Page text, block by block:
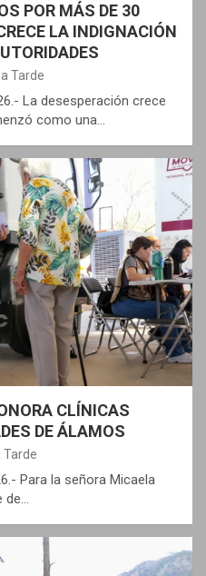
POR MÁS DE 30
LA INDIGNACIÓN
Tarde
La desesperación crece
como una…
CLÍNICAS
DE ÁLAMOS
Tarde
Para la señora Micaela
de…